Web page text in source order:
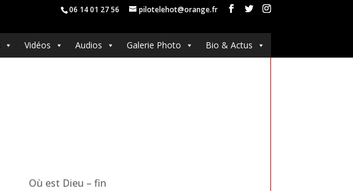
06 14 01 27 56 pilotelehot@orange.fr
Vidéos Audios Galerie Photo Bio & Actus
Où est Dieu – fin